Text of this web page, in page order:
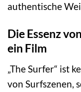
authentische
Die Essenz
ein Film
„The Surfer“ ist
von Surfszenen,